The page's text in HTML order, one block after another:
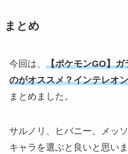
まとめ
今回は、 【ポケモンGO】ガ
のがオススメ？インテレオ
まとめました。
サルノリ、ヒバニー、メッ
キャラを選ぶと良いと思いま